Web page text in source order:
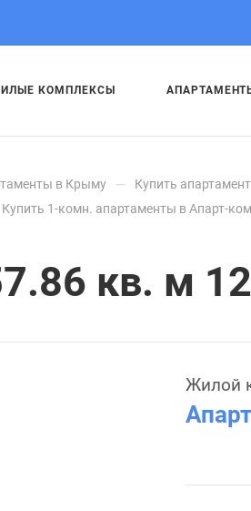
КОМПЛЕКСЫ
в Крыму — Купить
Купить 1-комн. апартаменты в Апарт-
кв. м
Жилой